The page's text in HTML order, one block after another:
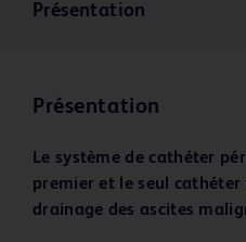
Présentation
Présentation
Le système de cathéter
premier et le seul
drainage des ascites